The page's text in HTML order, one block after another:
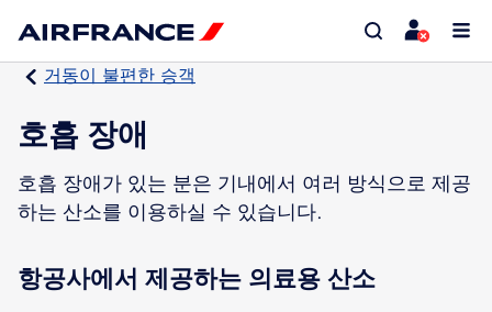
거동이 불편한 승객
호흡 장애
호흡 장애가 있는 분은 기내에서 여러 방식으로 제공
하는 산소를 이용하실 수 있습니다.
항공사에서 제공하는 의료용 산소